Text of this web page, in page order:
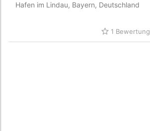
Hafen im Lindau, Bayern, Deutschland
1 Bewertung